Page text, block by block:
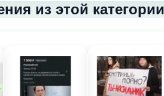
из этой категории